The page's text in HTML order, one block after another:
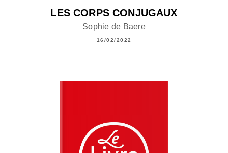
LES CORPS CONJUGAUX
Sophie de Baere
16/02/2022